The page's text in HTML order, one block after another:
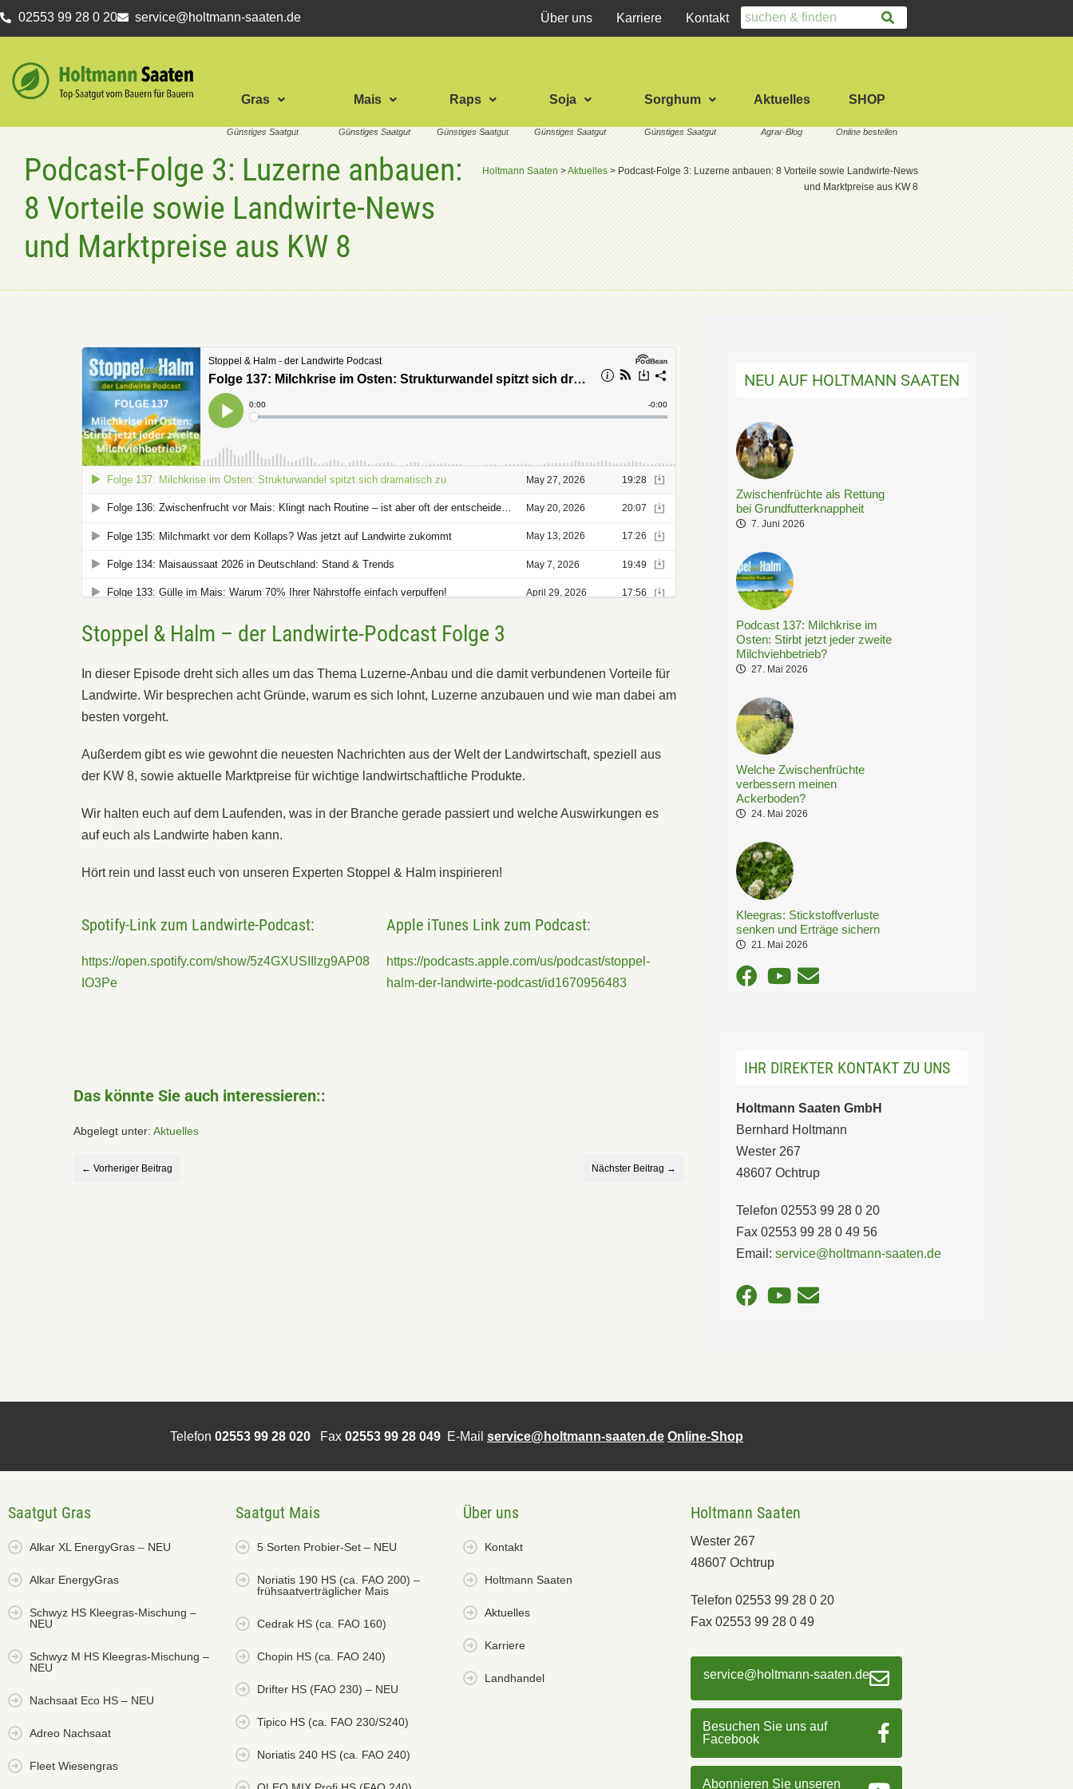
02553 99 28 0 20 service@holtmann-saaten.de Über uns Karriere Kontakt
Gras Mais Raps Soja Sorghum Aktuelles SHOP
Podcast-Folge 3: Luzerne anbauen:
8 Vorteile sowie Landwirte-News
und Marktpreise aus KW 8
Holtmann Saaten>Aktuelles>Podcast-Folge 3: Luzerne anbauen: 8 Vorteile sowie Landwirte-News
und Marktpreise aus KW 8
Stoppel & Halm – der Landwirte-Podcast Folge 3
In dieser Episode dreht sich alles um das Thema Luzerne-Anbau und die damit verbundenen Vorteile für
Landwirte. Wir besprechen acht Gründe, warum es sich lohnt, Luzerne anzubauen und wie man dabei am
besten vorgeht.
Außerdem gibt es wie gewohnt die neuesten Nachrichten aus der Welt der Landwirtschaft, speziell aus
der KW 8, sowie aktuelle Marktpreise für wichtige landwirtschaftliche Produkte.
Wir halten euch auf dem Laufenden, was in der Branche gerade passiert und welche Auswirkungen es
auf euch als Landwirte haben kann.
Hört rein und lasst euch von unseren Experten Stoppel & Halm inspirieren!
Spotify-Link zum Landwirte-Podcast:
https://open.spotify.com/show/5z4GXUSIIlzg9AP08
IO3Pe
Apple iTunes Link zum Podcast:
https://podcasts.apple.com/us/podcast/stoppel-
halm-der-landwirte-podcast/id1670956483
Das könnte Sie auch interessieren::
Abgelegt unter: Aktuelles
← Vorheriger Beitrag Nächster Beitrag →
NEU AUF HOLTMANN SAATEN
Zwischenfrüchte als Rettung
bei Grundfutterknappheit
7. Juni 2026
Podcast 137: Milchkrise im
Osten: Stirbt jetzt jeder zweite
Milchviehbetrieb?
27. Mai 2026
Welche Zwischenfrüchte
verbessern meinen
Ackerboden?
24. Mai 2026
Kleegras: Stickstoffverluste
senken und Erträge sichern
21. Mai 2026
IHR DIREKTER KONTAKT ZU UNS
Holtmann Saaten GmbH
Bernhard Holtmann
Wester 267
48607 Ochtrup
Telefon 02553 99 28 0 20
Fax 02553 99 28 0 49 56
Email: service@holtmann-saaten.de
Telefon 02553 99 28 020 Fax 02553 99 28 049 E-Mail service@holtmann-saaten.de Online-Shop
Saatgut Gras
Alkar XL EnergyGras – NEU
Alkar EnergyGras
Schwyz HS Kleegras-Mischung –
NEU
Schwyz M HS Kleegras-Mischung –
NEU
Nachsaat Eco HS – NEU
Adreo Nachsaat
Fleet Wiesengras
Saatgut Mais
5 Sorten Probier-Set – NEU
Noriatis 190 HS (ca. FAO 200) –
frühsaatverträglicher Mais
Cedrak HS (ca. FAO 160)
Chopin HS (ca. FAO 240)
Drifter HS (FAO 230) – NEU
Tipico HS (ca. FAO 230/S240)
Noriatis 240 HS (ca. FAO 240)
Über uns
Kontakt
Holtmann Saaten
Aktuelles
Karriere
Landhandel
Holtmann Saaten
Wester 267
48607 Ochtrup
Telefon 02553 99 28 0 20
Fax 02553 99 28 0 49
service@holtmann-saaten.de
Besuchen Sie uns auf
Facebook
Abonnieren Sie unseren